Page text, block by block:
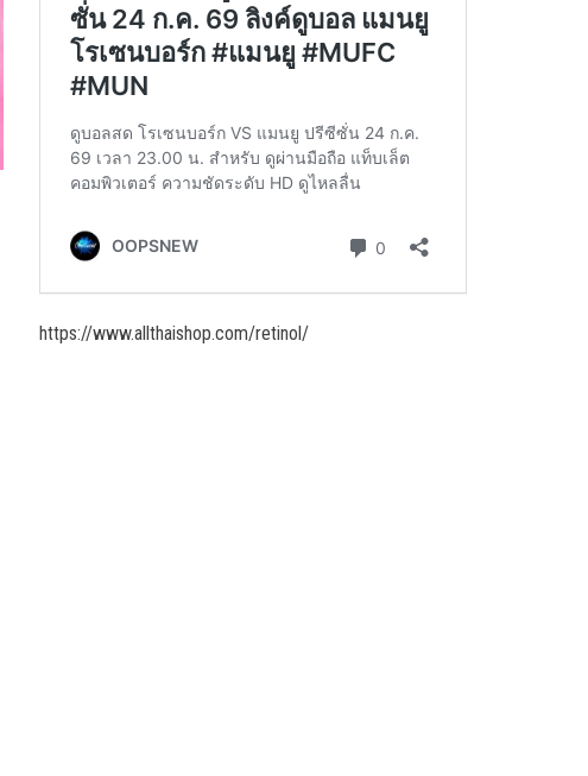
https://www.allthaishop.com/retinol/